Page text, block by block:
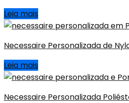
Leia mais
Necessaire Personalizada de
Leia mais
Necessaire Personalizada